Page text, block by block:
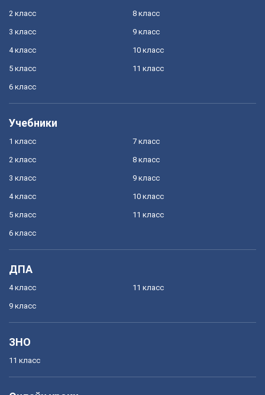
2 класс
3 класс
4 класс
5 класс
6 класс
8 класс
9 класс
10 класс
11 класс
Учебники
1 класс
2 класс
3 класс
4 класс
5 класс
6 класс
7 класс
8 класс
9 класс
10 класс
11 класс
ДПА
4 класс
9 класс
11 класс
ЗНО
11 класс